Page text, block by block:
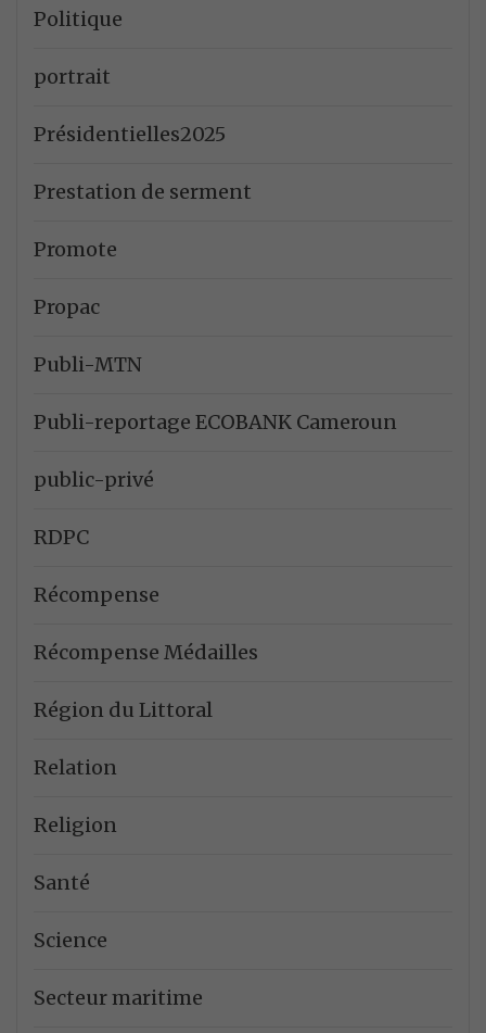
Politique
portrait
Présidentielles2025
Prestation de serment
Promote
Propac
Publi-MTN
Publi-reportage ECOBANK Cameroun
public-privé
RDPC
Récompense
Récompense Médailles
Région du Littoral
Relation
Religion
Santé
Science
Secteur maritime